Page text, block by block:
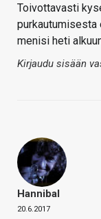
Toivottavasti
purkautumisesta
menisi heti
Kirjaudu sisään
Hannibal
20.6.2017